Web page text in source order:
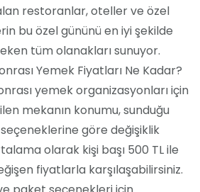
restoranlar, oteller ve özel
bu özel gününü en iyi şekilde
tüm olanakları sunuyor.
Yemek Fiyatları Ne Kadar?
yemek organizasyonları için
mekanın konumu, sunduğu
göre değişiklik
olarak kişi başı 500 TL ile
fiyatlarla karşılaşabilirsiniz.